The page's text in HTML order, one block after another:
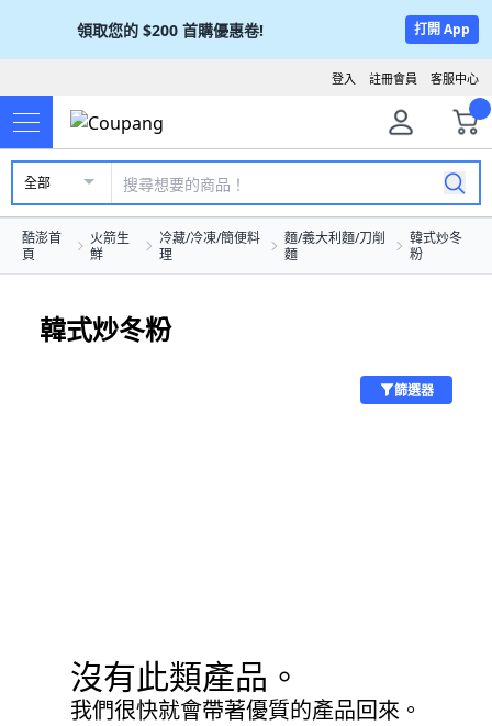
領取您的 $200 首購優惠卷! 打開 App
客服中心
註冊會員
登入
全部
酷澎首
頁
火箭生
鮮
冷藏/冷凍/簡便料
理
麵/義大利麵/刀削
麵
韓式炒冬
粉
韓式炒冬粉
篩選器
沒有此類產品。
我們很快就會帶著優質的產品回來。